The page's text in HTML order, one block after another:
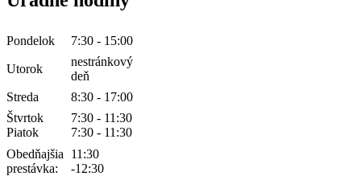
Pondelok 7:30 - 15:00
Utorok
nestránkový
deň
Streda
8:30 - 17:00
Štvrtok
7:30 - 11:30
Piatok
7:30 - 11:30
Obedňajšia
prestávka:
11:30
-12:30